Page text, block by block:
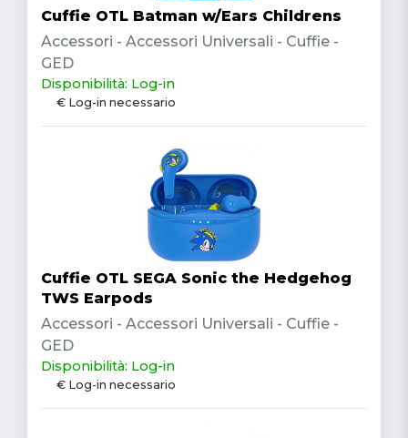
Cuffie OTL Batman w/Ears Childrens
Accessori - Accessori Universali - Cuffie -
GED
Disponibilità: Log-in
€ Log-in necessario
Cuffie OTL SEGA Sonic the Hedgehog
TWS Earpods
Accessori - Accessori Universali - Cuffie -
GED
Disponibilità: Log-in
€ Log-in necessario